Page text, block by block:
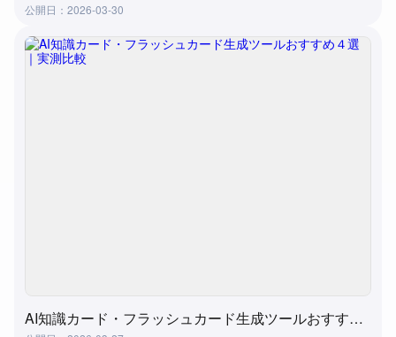
公開日：2026-03-30
AI知識カード・フラッシュカード生成ツールおすすめ４選｜実測比較